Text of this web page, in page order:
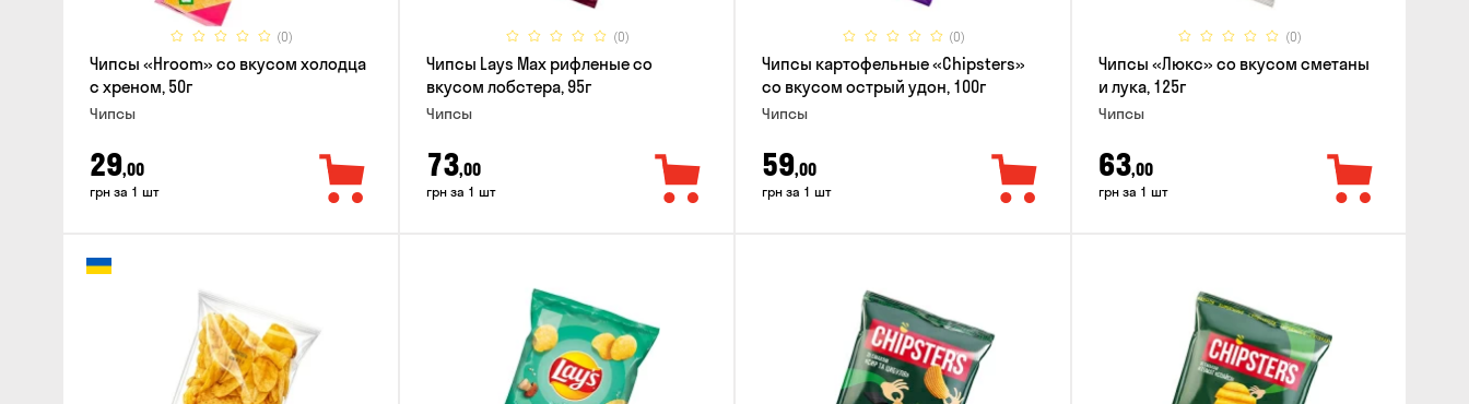
(0)
Чипсы «Hroom» со вкусом холодца
с хреном, 50г
Чипсы
29,00
грн за 1 шт
(0)
Чипсы Lays Max рифленые со
вкусом лобстера, 95г
Чипсы
73,00
грн за 1 шт
(0)
Чипсы картофельные «Chipsters»
со вкусом острый удон, 100г
Чипсы
59,00
грн за 1 шт
(0)
Чипсы «Люкс» со вкусом сметаны
и лука, 125г
Чипсы
63,00
грн за 1 шт